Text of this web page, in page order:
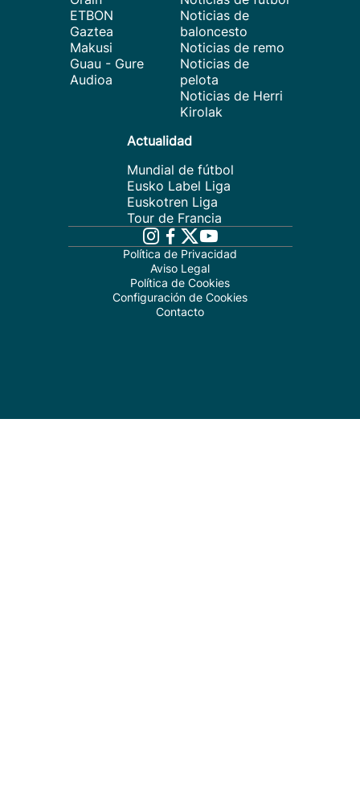
ETBON
Gaztea
Makusi
Guau - Gure
Audioa
Noticias de
baloncesto
Noticias de remo
Noticias de
pelota
Noticias de Herri
Kirolak
Actualidad
Mundial de fútbol
Eusko Label Liga
Euskotren Liga
Tour de Francia
Política de Privacidad
Aviso Legal
Política de Cookies
Configuración de Cookies
Contacto